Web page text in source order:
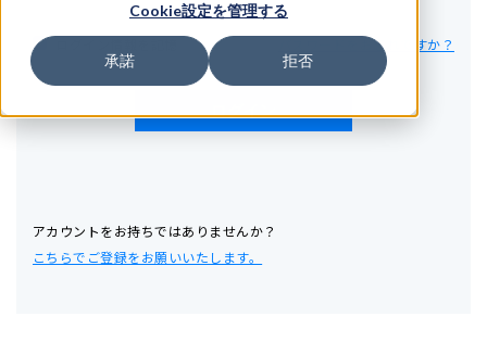
Cookie設定を管理する
承諾 拒否
パスワードをお忘れですか？
アカウントをお持ちではありませんか？
こちらでご登録をお願いいたします。